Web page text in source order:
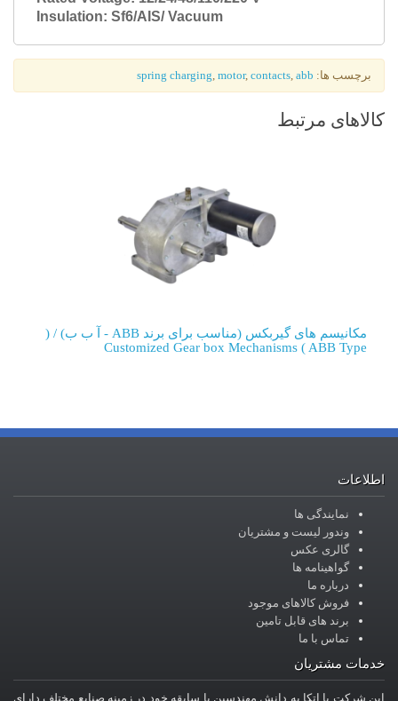
Insulation: Sf6/AIS/ Vacuum
برچسب ها: spring charging, motor, contacts, abb
کالاهای مرتبط
مکانیسم های گیربکس (مناسب برای برند ABB - آ ب ب) / (
Customized Gear box Mechanisms ( ABB Type
اطلاعات
نمایندگی ها
وندور لیست و مشتریان
گالری عکس
گواهینامه ها
درباره ما
فروش کالاهای موجود
برند های قابل تامین
تماس با ما
خدمات مشتریان
این شرکت با اتکا به دانش مهندسین با سابقه خود در زمینه صنایع مختلف دارای